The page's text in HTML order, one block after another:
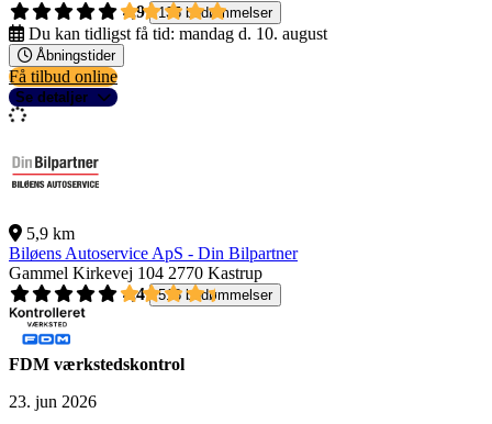
4,9
135 bedømmelser
Du kan tidligst få tid: mandag d. 10. august
Åbningstider
Få tilbud online
Se detaljer
5,9 km
Biløens Autoservice ApS - Din Bilpartner
Gammel Kirkevej 104 2770 Kastrup
4,4
518 bedømmelser
FDM værkstedskontrol
23. jun 2026